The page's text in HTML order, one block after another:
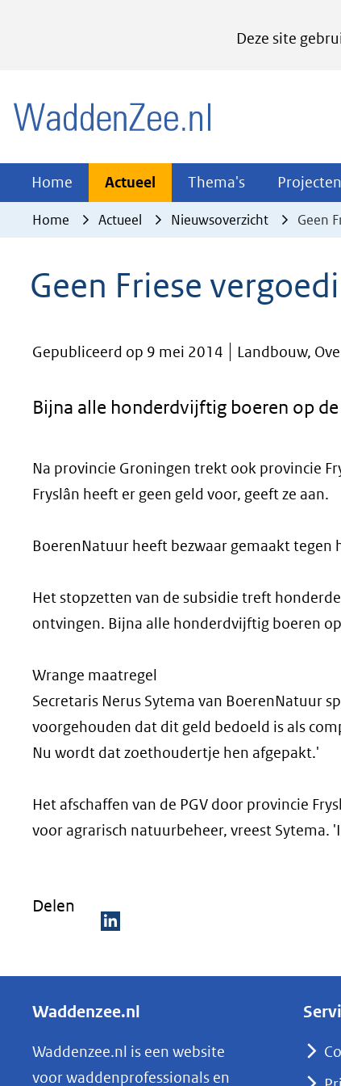
Deze site
het
cookies
website
worden
Home Actueel Actueel
Uitklappen
Thema's Thema's
Uitklappen
Projecten
Home Actueel Nieuwsoverzicht Geen
Geen Friese
Gepubliceerd op 9 mei 2014 Landbouw,
Bijna alle honderdvijftig boeren op
Na provincie Groningen trekt ook provincie
Fryslân heeft er geen geld voor, geeft ze aan.
BoerenNatuur heeft bezwaar gemaakt tegen
Het stopzetten van de subsidie treft
ontvingen. Bijna alle honderdvijftig boeren
Wrange maatregel
Secretaris Nerus Sytema van BoerenNatuur
voorgehouden dat dit geld bedoeld is als
Nu wordt dat zoethoudertje hen afgepakt.'
Het afschaffen van de PGV door provincie
voor agrarisch natuurbeheer, vreest Sytema.
Delen
e
e
n
o
Waddenzee.nl
Waddenzee.nl is een website
voor waddenprofessionals en